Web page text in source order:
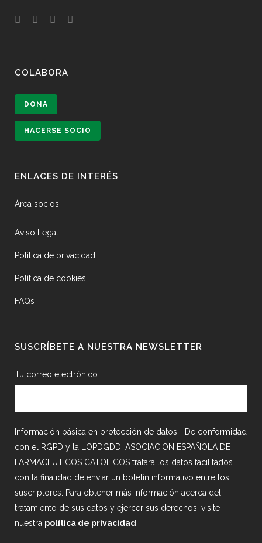
COLABORA
DONA
HACERSE SOCIO
ENLACES DE INTERÉS
Área socios
Aviso Legal
Política de privacidad
Política de cookies
FAQs
SUSCRÍBETE A NUESTRA NEWSLETTER
Tu correo electrónico
Información básica en protección de datos.- De conformidad
con el RGPD y la LOPDGDD, ASOCIACION ESPAÑOLA DE
FARMACEUTICOS CATOLICOS tratará los datos facilitados
con la finalidad de enviar un boletín informativo entre los
suscriptores. Para obtener más información acerca del
tratamiento de sus datos y ejercer sus derechos, visite
nuestra política de privacidad